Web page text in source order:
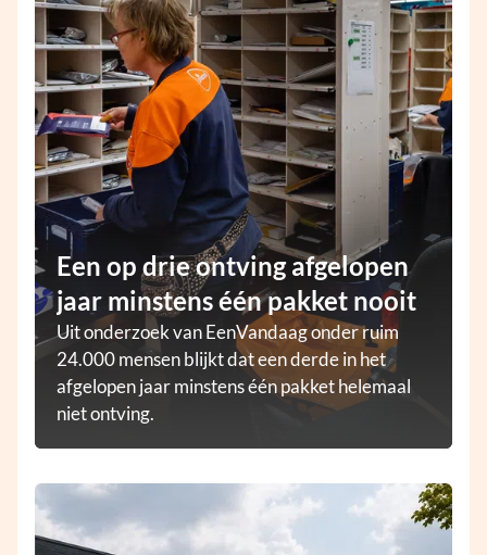
Een op drie ontving afgelopen
jaar minstens één pakket nooit
Uit onderzoek van EenVandaag onder ruim
24.000 mensen blijkt dat een derde in het
afgelopen jaar minstens één pakket helemaal
niet ontving.